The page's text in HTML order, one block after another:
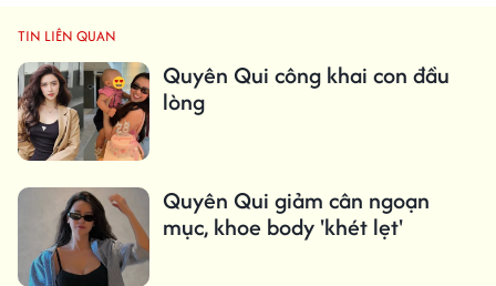
TIN LIÊN QUAN
Quyên Qui công khai con đầu
lòng
Quyên Qui giảm cân ngoạn
mục, khoe body 'khét lẹt'